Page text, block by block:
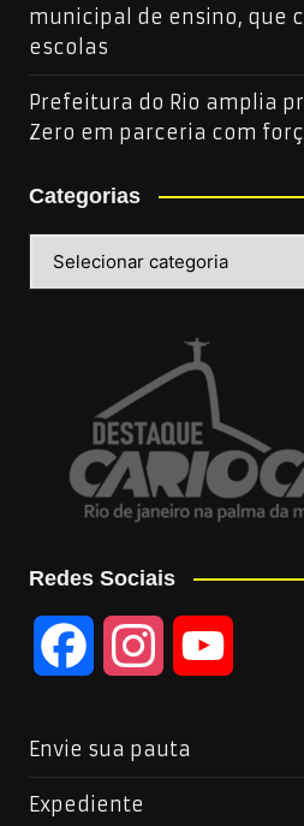
municipal de ensino, que
escolas
Prefeitura do Rio amplia
Zero em parceria com
Categorias
Redes Sociais
Envie sua pauta
Expediente